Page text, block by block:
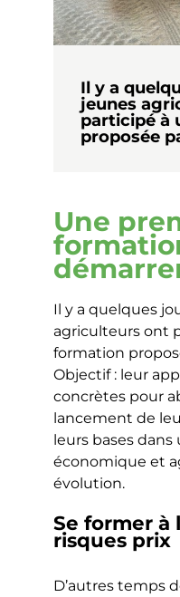
Il y a
jeunes
participé à
proposée
Une
Il y a quelques
agriculteurs ont
formation
Objectif : leur
concrètes pour
lancement de
leurs bases
économique et
évolution.
Se former à
risques prix
D’autres temps